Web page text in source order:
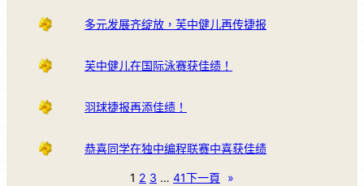
多元发展齐绽放，芙中健儿再传捷报
芙中健儿在国际泳赛获佳绩！
羽球捷报再添佳绩！
恭喜同学在独中编程联赛中喜获佳绩
1 2 3 … 41下一頁 »